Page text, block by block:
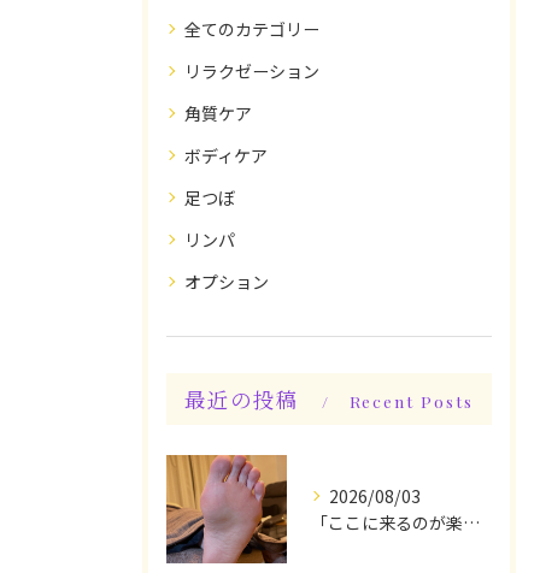
全てのカテゴリー
リラクゼーション
角質ケア
ボディケア
足つぼ
リンパ
オプション
最近の投稿 Recent Posts
2026/08/03
「ここに来るのが楽しみです♪」と、言っていただけます◎